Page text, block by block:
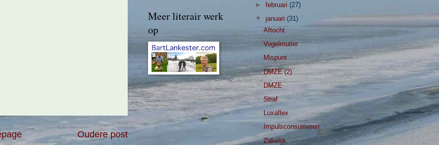
Oudere post
Meer literair werk
op
►februari (27)
▼ januari(31)
Aftocht
Vogelroutier
Mispunt
DMZE (2)
DMZE
Straf
Luxaflex
Impulsconsumeren
Zakelijk